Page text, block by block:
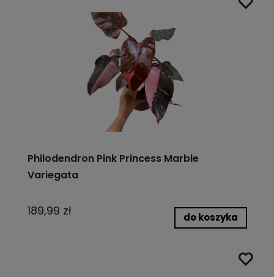
Philodendron Pink Princess Marble
Variegata
189,99 zł do koszyka